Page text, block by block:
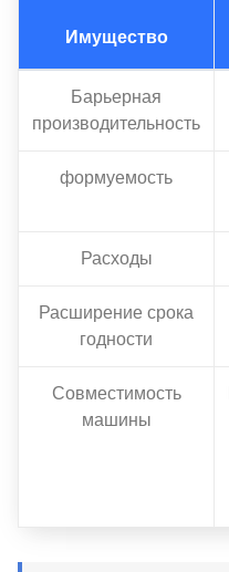
Имущество
Барьерная
производительность
формуемость
Расходы
Расширение срока
годности
Совместимость
машины